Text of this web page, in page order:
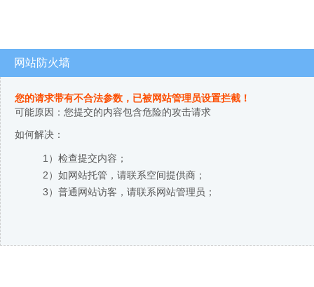
网站防火墙
您的请求带有不合法参数，已被网站管理员设置拦截！
可能原因：您提交的内容包含危险的攻击请求
如何解决：
1）检查提交内容；
2）如网站托管，请联系空间提供商；
3）普通网站访客，请联系网站管理员；